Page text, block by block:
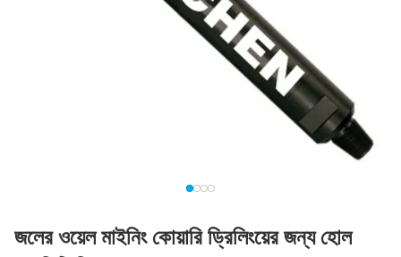
জলের ওয়েল মাইনিং কোয়ারি ড্রিলিংয়ের জন্য হোল